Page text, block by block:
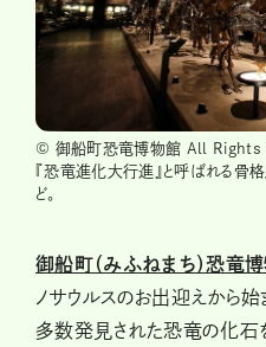
© 御船町恐竜博物館 All Rights
『恐竜進化大行進』と呼ばれる骨
ど。
御船町（みふねまち）恐竜
ノサウルスのお出迎えから
多数発見された恐竜の化石